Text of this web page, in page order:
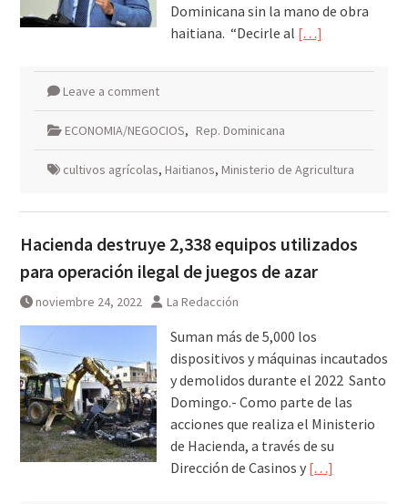
Dominicana sin la mano de obra
haitiana. “Decirle al […]
Leave a comment
ECONOMIA/NEGOCIOS, Rep. Dominicana
cultivos agrícolas, Haitianos, Ministerio de Agricultura
Hacienda destruye 2,338 equipos utilizados
para operación ilegal de juegos de azar
noviembre 24, 2022 La Redacción
Suman más de 5,000 los
dispositivos y máquinas incautados
y demolidos durante el 2022 Santo
Domingo.- Como parte de las
acciones que realiza el Ministerio
de Hacienda, a través de su
Dirección de Casinos y […]